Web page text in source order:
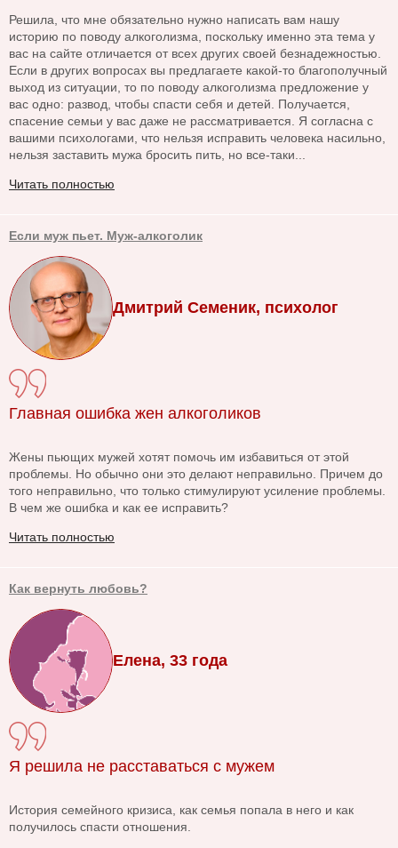
Решила, что мне обязательно нужно написать вам нашу
историю по поводу алкоголизма, поскольку именно эта тема у
вас на сайте отличается от всех других своей безнадежностью.
Если в других вопросах вы предлагаете какой-то благополучный
выход из ситуации, то по поводу алкоголизма предложение у
вас одно: развод, чтобы спасти себя и детей. Получается,
спасение семьи у вас даже не рассматривается. Я согласна с
вашими психологами, что нельзя исправить человека насильно,
нельзя заставить мужа бросить пить, но все-таки...
Читать полностью
Если муж пьет. Муж-алкоголик
Дмитрий Семеник, психолог
Главная ошибка жен алкоголиков
Жены пьющих мужей хотят помочь им избавиться от этой
проблемы. Но обычно они это делают неправильно. Причем до
того неправильно, что только стимулируют усиление проблемы.
В чем же ошибка и как ее исправить?
Читать полностью
Как вернуть любовь?
Елена, 33 года
Я решила не расставаться с мужем
История семейного кризиса, как семья попала в него и как
получилось спасти отношения.